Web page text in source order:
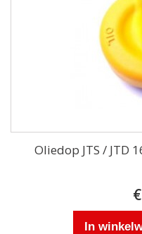
Oliedop JTS / JTD
In